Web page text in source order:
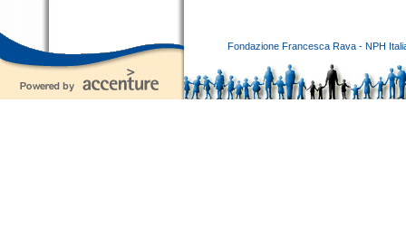
Fondazione Francesca Rava - NPH